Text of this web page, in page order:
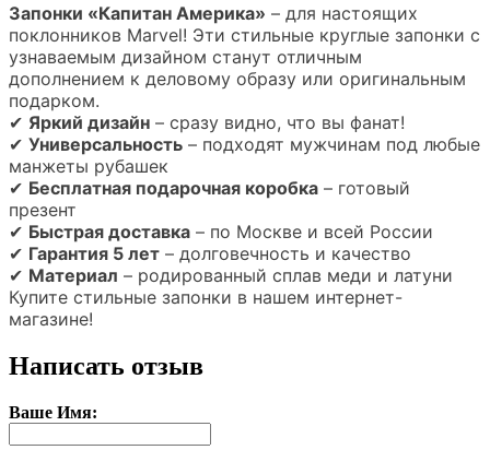
Запонки «Капитан Америка» – для настоящих
поклонников Marvel! Эти стильные круглые запонки с
узнаваемым дизайном станут отличным
дополнением к деловому образу или оригинальным
подарком.
✔ Яркий дизайн – сразу видно, что вы фанат!
✔ Универсальность – подходят мужчинам под любые
манжеты рубашек
✔ Бесплатная подарочная коробка – готовый
презент
✔ Быстрая доставка – по Москве и всей России
✔ Гарантия 5 лет – долговечность и качество
✔ Материал – родированный сплав меди и латуни
Купите стильные запонки в нашем интернет-
магазине!
Написать отзыв
Ваше Имя: